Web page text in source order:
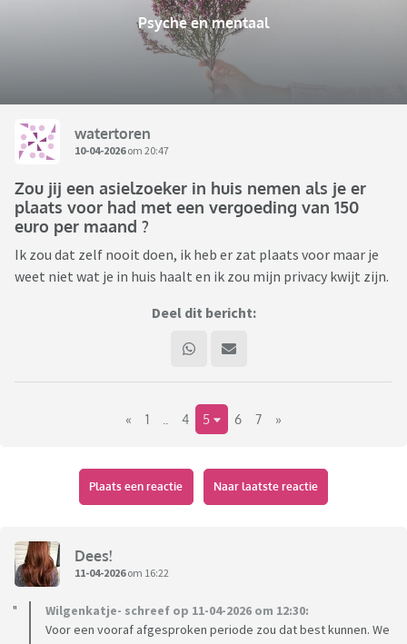
Psyche en mentaal
watertoren
10-04-2026om 20:47
Zou jij een asielzoeker in huis nemen als je er
plaats voor had met een vergoeding van 150
euro per maand ?
Ik zou dat zelf nooit doen, ik heb er zat plaats voor maar je
weet niet wat je in huis haalt en ik zou mijn privacy kwijt zijn.
Deel dit bericht:
« 1 4 5 6 7 »
Plaats een reactie Naar laatste reactie
Dees!
11-04-2026om 16:22
Wilgenkatje- schreef op 11-04-2026 om 12:30:
Voor een vooraf afgesproken periode zou dat best kunnen. We